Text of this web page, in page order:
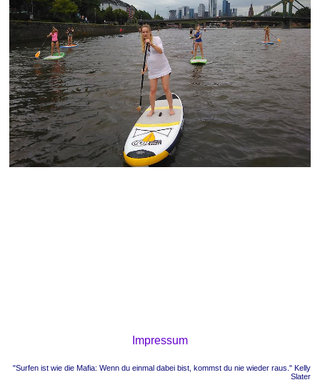
Impressum
"Surfen ist wie die Mafia: Wenn du einmal dabei bist, kommst du nie wieder raus." Kelly
Slater